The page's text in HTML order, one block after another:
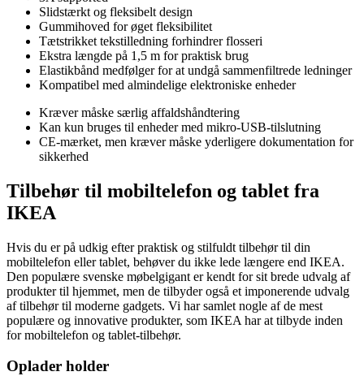
Slidstærkt og fleksibelt design
Gummihoved for øget fleksibilitet
Tætstrikket tekstilledning forhindrer flosseri
Ekstra længde på 1,5 m for praktisk brug
Elastikbånd medfølger for at undgå sammenfiltrede ledninger
Kompatibel med almindelige elektroniske enheder
Kræver måske særlig affaldshåndtering
Kan kun bruges til enheder med mikro-USB-tilslutning
CE-mærket, men kræver måske yderligere dokumentation for
sikkerhed
Tilbehør til mobiltelefon og tablet fra
IKEA
Hvis du er på udkig efter praktisk og stilfuldt tilbehør til din
mobiltelefon eller tablet, behøver du ikke lede længere end IKEA.
Den populære svenske møbelgigant er kendt for sit brede udvalg af
produkter til hjemmet, men de tilbyder også et imponerende udvalg
af tilbehør til moderne gadgets. Vi har samlet nogle af de mest
populære og innovative produkter, som IKEA har at tilbyde inden
for mobiltelefon og tablet-tilbehør.
Oplader holder